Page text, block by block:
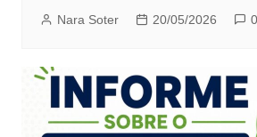
Nara Soter 20/05/2026 0